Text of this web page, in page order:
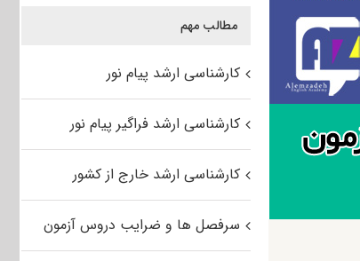
مطالب مهم
کارشناسی ارشد پیام نور
کارشناسی ارشد فراگیر پیام نور
کارشناسی ارشد خارج از کشور
سرفصل ها و ضرایب دروس آزمون